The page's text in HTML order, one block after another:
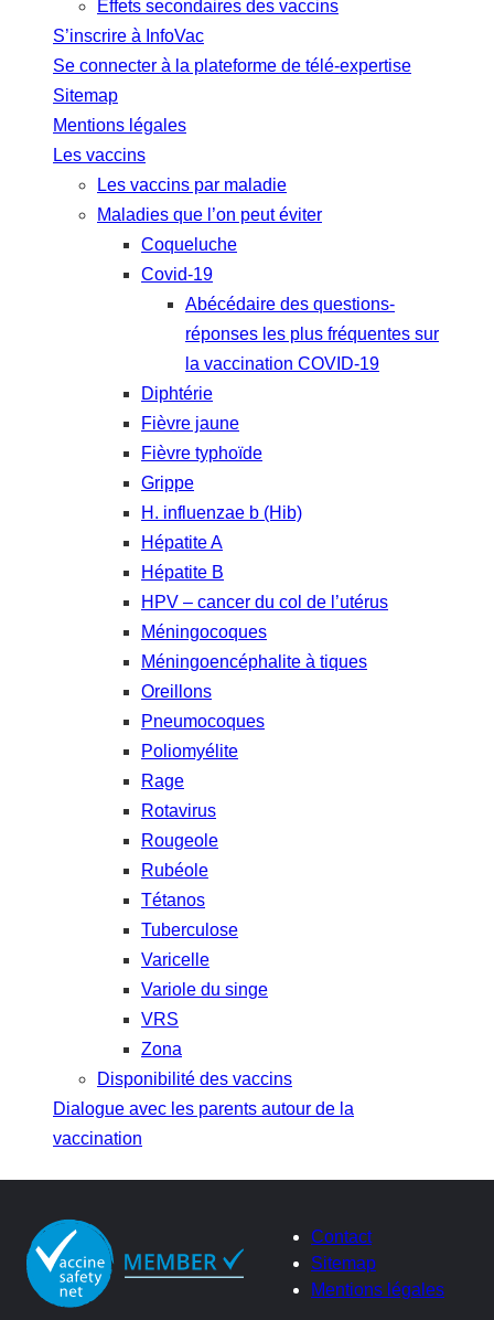
Effets secondaires des vaccins
S’inscrire à InfoVac
Se connecter à la plateforme de télé-expertise
Sitemap
Mentions légales
Les vaccins
Les vaccins par maladie
Maladies que l’on peut éviter
Coqueluche
Covid-19
Abécédaire des questions-
réponses les plus fréquentes sur
la vaccination COVID-19
Diphtérie
Fièvre jaune
Fièvre typhoïde
Grippe
H. influenzae b (Hib)
Hépatite A
Hépatite B
HPV – cancer du col de l’utérus
Méningocoques
Méningoencéphalite à tiques
Oreillons
Pneumocoques
Poliomyélite
Rage
Rotavirus
Rougeole
Rubéole
Tétanos
Tuberculose
Varicelle
Variole du singe
VRS
Zona
Disponibilité des vaccins
Dialogue avec les parents autour de la
vaccination
Contact
Sitemap
Mentions légales